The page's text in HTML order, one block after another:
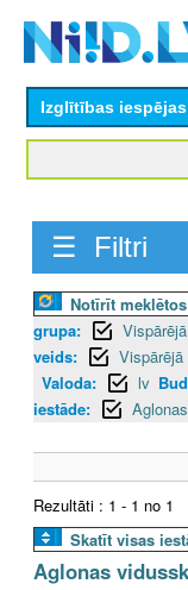
Izglītības iespējas
☰ Filtri
Notīrīt
grupa:
veids:
Valoda:
lv
iestāde:
Rezultāti : 1 - 1 no 1
Skatīt visas
Aglonas